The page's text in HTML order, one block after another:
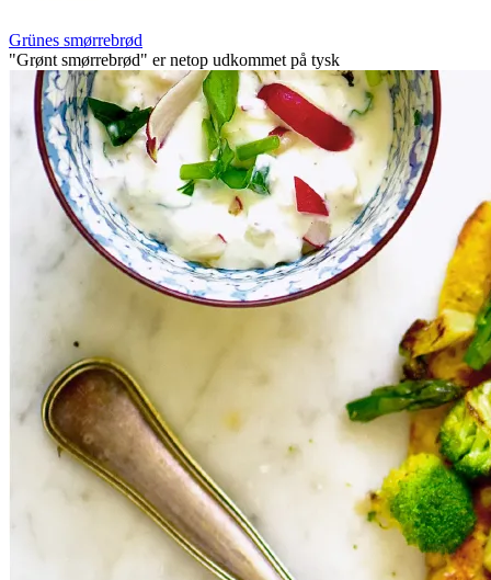
Grünes smørrebrød
"Grønt smørrebrød" er netop udkommet på tysk